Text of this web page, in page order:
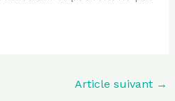
Article suivant →